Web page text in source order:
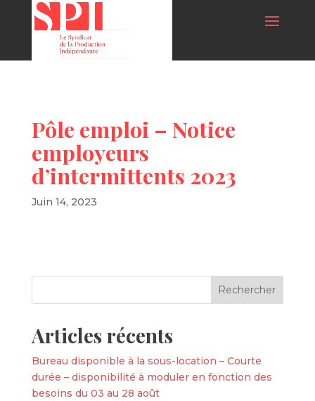
Pôle emploi – Notice
employeurs
d’intermittents 2023
Juin 14, 2023
Articles récents
Bureau disponible à la sous-location – Courte
durée – disponibilité à moduler en fonction des
besoins du 03 au 28 août